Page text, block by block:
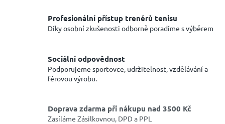
Profesionální přístup trenérů tenisu
Díky osobní zkušenosti odborně poradíme s výběrem
Sociální odpovědnost
Podporujeme sportovce, udržitelnost, vzdělávání a
férovou výrobu.
Doprava zdarma při nákupu nad 3500 Kč
Zasíláme Zásilkovnou, DPD a PPL